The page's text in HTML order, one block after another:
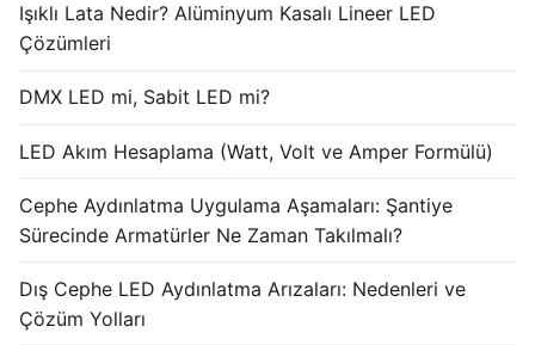
Dış Mekan LED Driver
Cephe Animasyon DOTLED Serisi
Cephe Animasyon WallWasher Serisi
Işıklı Lata Nedir? Alüminyum Kasalı Lineer LED
Çözümleri
DMX LED mi, Sabit LED mi?
LED Akım Hesaplama (Watt, Volt ve Amper Formülü)
Cephe Aydınlatma Uygulama Aşamaları: Şantiye
Sürecinde Armatürler Ne Zaman Takılmalı?
Dış Cephe LED Aydınlatma Arızaları: Nedenleri ve
Çözüm Yolları